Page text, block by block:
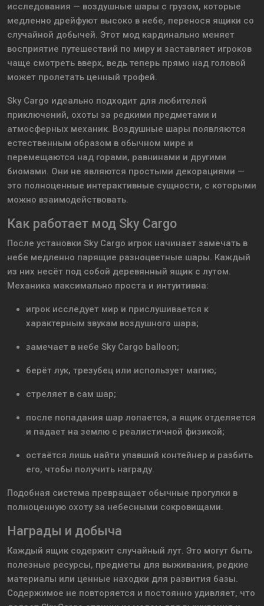
исследования — воздушные шары с грузом, которые
медленно дрейфуют высоко в небе, перенося ящики со
случайной добычей. Этот мод кардинально меняет
восприятие путешествий по миру и заставляет игроков
чаще смотреть вверх, ведь теперь прямо над головой
может пролетать ценный трофей.
Sky Cargo идеально подходит для любителей
приключений, охоты за редкими предметами и
атмосферных механик. Воздушные шары появляются
естественным образом в обычном мире и
перемещаются над горами, равнинами и другими
биомами. Они не являются простыми декорациями —
это полноценные интерактивные сущности, с которыми
можно взаимодействовать.
Как работает мод Sky Cargo
После установки Sky Cargo игрок начинает замечать в
небе медленно парящие разноцветные шары. Каждый
из них несёт под собой деревянный ящик с лутом.
Механика максимально проста и интуитивна:
игрок исследует мир и прислушивается к
характерным звукам воздушного шара;
замечает в небе Sky Cargo balloon;
берёт лук, трезубец или использует магию;
стреляет в сам шар;
после попадания шар лопается, а ящик отделяется
и падает на землю с реалистичной физикой;
остаётся лишь найти упавший контейнер и разбить
его, чтобы получить награду.
Подобная система превращает обычные прогулки в
полноценную охоту за небесными сокровищами.
Награды и добыча
Каждый ящик содержит случайный лут. Это могут быть
полезные ресурсы, предметы для выживания, редкие
материалы или ценные находки для развития базы.
Содержимое не повторяется и постоянно удивляет, что